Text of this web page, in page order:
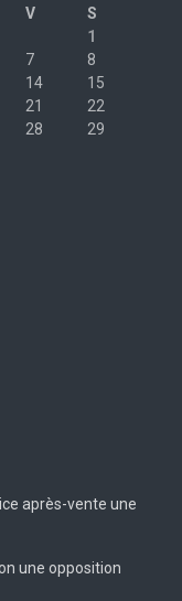
V
S
1
7
8
14
15
21
22
28
29
après-vente une
une opposition